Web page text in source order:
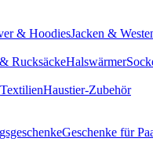
& HoodiesJacken &
RucksäckeHalswärmer
TextilienHaustier-Zubehör
Geschenke für